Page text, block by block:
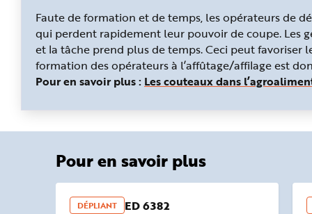
Faute de formation et de temps, les opérateurs de
qui perdent rapidement leur pouvoir de coupe. Les
et la tâche prend plus de temps. Ceci peut favoriser
formation des opérateurs à l’affûtage/affilage est
Pour en savoir plus : Les couteaux dans
Pour en savoir plus
DÉPLIANT ED 6382